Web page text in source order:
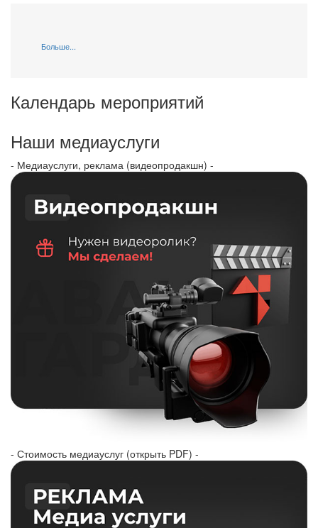
Больше...
Календарь мероприятий
Наши медиауслуги
- Медиауслуги, реклама (видеопродакшн) -
- Стоимость медиауслуг (открыть PDF) -